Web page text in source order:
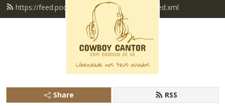
https://feed.podbean.com/cowboycantor/feed.xml
Share RSS